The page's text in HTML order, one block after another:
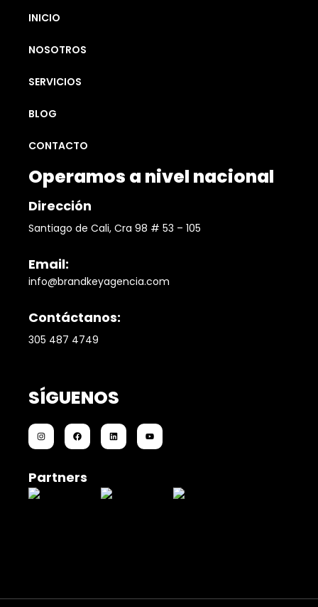
INICIO
NOSOTROS
SERVICIOS
BLOG
CONTACTO
Operamos a nivel nacional
Dirección
Santiago de Cali, Cra 98 # 53 – 105
Email:
info@brandkeyagencia.com
Contáctanos:
305 487 4749
SÍGUENOS
Partners